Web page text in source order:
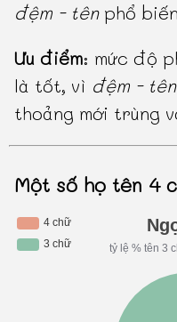
đệm - tênphổ
Ưu điểm: mức độ
là tốt, vì đệm - tên
thoảng mới trùng
Một số họ tên 4